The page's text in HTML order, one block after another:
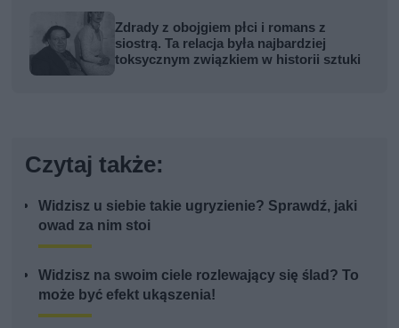
Zdrady z obojgiem płci i romans z
siostrą. Ta relacja była najbardziej
toksycznym związkiem w historii sztuki
Czytaj także:
Widzisz u siebie takie ugryzienie? Sprawdź, jaki
owad za nim stoi
Widzisz na swoim ciele rozlewający się ślad? To
może być efekt ukąszenia!